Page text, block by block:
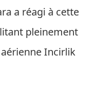
a réagi à cette
pleinement
Incirlik